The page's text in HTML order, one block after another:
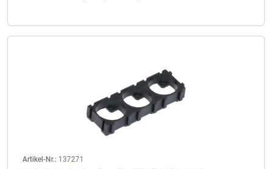
Artikel-Nr.: 137271